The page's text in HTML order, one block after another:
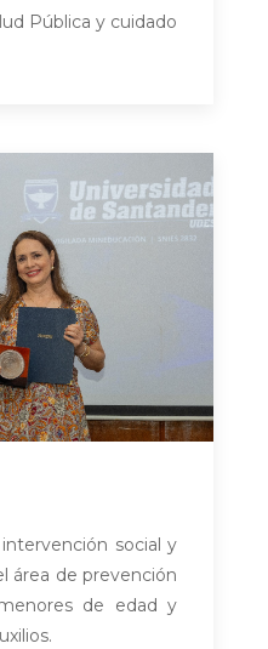
Pública y cuidado
social y
área de prevención
de edad y